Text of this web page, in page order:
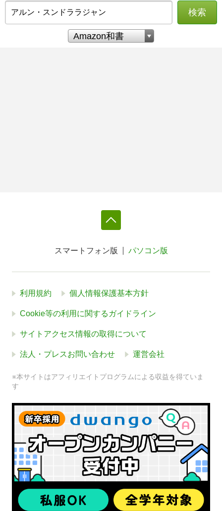
検索
スマートフォン版 パソコン版
利用規約 個人情報保護基本方針
Cookie等の利用に関するガイドライン
サイトアクセス情報の取得について
法人・プレスお問い合わせ 運営会社
※本サイトはアフィリエイトプログラムによる収益を得ていま
す